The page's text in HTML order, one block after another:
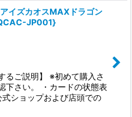
イズカオスMAXドラゴン
JP001}
るご説明】 ※初めて購入さ
下さい。 ・カードの状態表
ショップおよび店頭での